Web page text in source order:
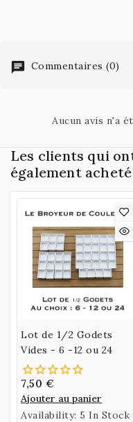
Commentaires (0)
Aucun avis n'a
Les clients qui
également acheté
Lot de 1/2 Godets
Vides - 6 -12 ou 24
7,50 €
Ajouter au panier
Availability: 5 In Stock